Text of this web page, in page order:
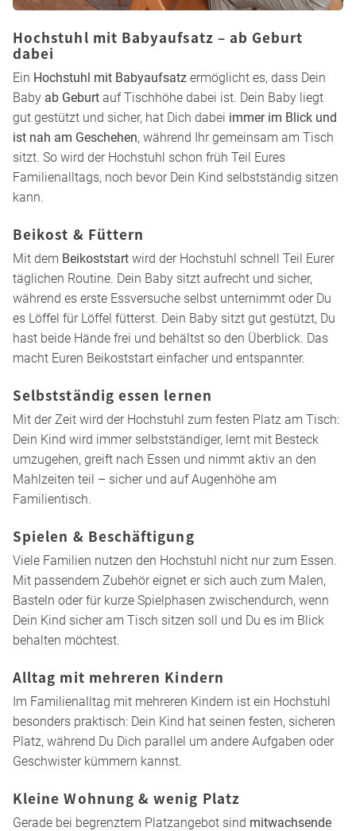
Hochstuhl mit Babyaufsatz – ab Geburt
dabei
EinHochstuhl mit Babyaufsatzermöglicht es, dass Dein
Babyab Geburtauf Tischhöhe dabei ist. Dein Baby liegt
gut gestützt und sicher, hat Dich dabeiimmer im Blick und
ist nah am Geschehen, während Ihr gemeinsam am Tisch
sitzt. So wird der Hochstuhl schon früh Teil Eures
kann.
Beikost & Füttern
Mit demBeikoststartwird der Hochstuhl schnell Teil Eurer
täglichen Routine. Dein Baby sitzt aufrecht und sicher,
während es erste Essversuche selbst unternimmt oder Du
hast beide Hände frei und behältst so den Überblick. Das
macht Euren Beikoststart einfacher und entspannter.
Selbstständig essen lernen
Mit der Zeit wird der Hochstuhl zum festen Platz am Tisch:
Dein Kind wird immer selbstständiger, lernt mit Besteck
Mahlzeiten teil – sicher und auf Augenhöhe am
Familientisch.
Spielen & Beschäftigung
Viele Familien nutzen den Hochstuhl nicht nur zum Essen.
Basteln oder für kurze Spielphasen zwischendurch, wenn
Dein Kind sicher am Tisch sitzen soll und Du es im Blick